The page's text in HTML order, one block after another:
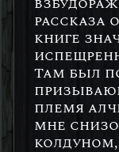
рассказа
книге
Там был
племя
мне